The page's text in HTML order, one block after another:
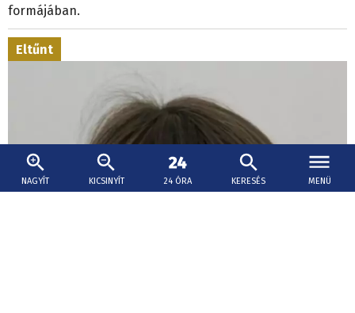
NAGYÍT KICSINYÍT 24 ÓRA KERESÉS MENÜ
formájában.
Eltűnt